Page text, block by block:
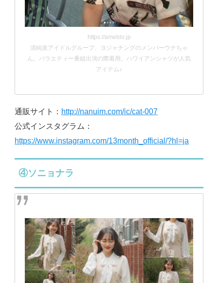
https://ameblo.jp
清純派アイドルグループ、ヨジャチングのメンバーウナちゃ
ん。バラエティー番組出演の際着用。ハワイアンシャツが人気
アイテム♪
通販サイト： http://nanuim.com/ic/cat-007
公式インスタグラム：
https://www.instagram.com/13month_official/?hl=ja
④ソニョナラ